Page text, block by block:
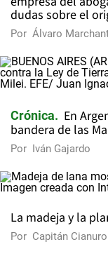
dudas sobre el
Por Álvaro
Crónica
En
bandera de las
Por Iván Gajardo
La madeja y la
Por Capitán Cianuro